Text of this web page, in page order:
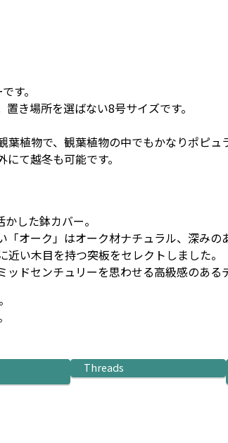
す。
き場所を選ばない8号サイズです。
植物で、観葉植物の中でもかなりポピュ
て越冬も可能です。
した鉢カバー。
オーク」はオーク材ナチュラル、深み
い木目を持つ突板をセレクトしました。
ドセンチュリーを思わせる高級感のある
Threads